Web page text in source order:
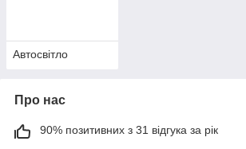
Автосвітло
Про нас
90% позитивних з 31 відгука за рік